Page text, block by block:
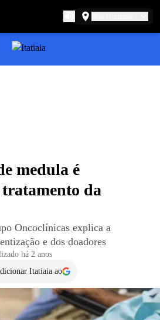
medula é
da
Oncoclínicas explica a
e dos doadores
há 2 anos
Itatiaia ao